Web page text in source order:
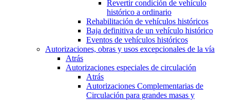
Revertir condición de vehículo
histórico a ordinario
Rehabilitación de vehículos históricos
Baja definitiva de un vehículo histórico
Eventos de vehículos históricos
Autorizaciones, obras y usos excepcionales de la vía
Atrás
Autorizaciones especiales de circulación
Atrás
Autorizaciones Complementarias de
Circulación para grandes masas y